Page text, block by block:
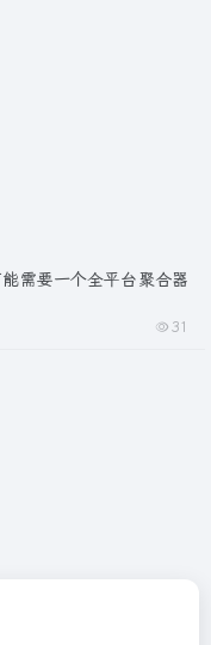
需要一个全平台聚合器
31